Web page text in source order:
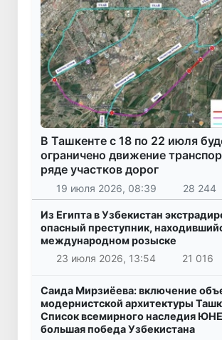
В Ташкенте с 18 по 22 июля
ограничено движение
ряде участков дорог
19 июля 2026, 08:39 28 244
Из Египта в Узбекистан
опасный преступник,
международном розыске
23 июля 2026, 13:54
21 016
Саида Мирзиёева: включение
модернистской архитектуры
Список всемирного наследия
большая победа Узбекистана